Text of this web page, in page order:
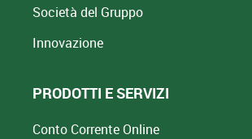
Società del Gruppo
Innovazione
PRODOTTI E SERVIZI
Conto Corrente Online